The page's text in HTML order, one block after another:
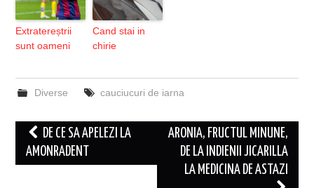
Extratereștrii
sunt oameni
Cand stai in
chirie
Diverse cauciucuri de iarna
Post
navigation
DE CE SA APELEZI LA
AMONRADENT
ARONIA, FRUCTUL MINUNE,
DE LA INDIENII JICARILLA
LA MEDICINA DE ASTAZI